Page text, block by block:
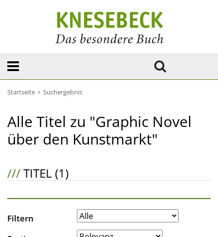
Startseite Suchergebnis
Alle Titel zu "Graphic Novel
über den Kunstmarkt"
///TITEL (1)
Filtern